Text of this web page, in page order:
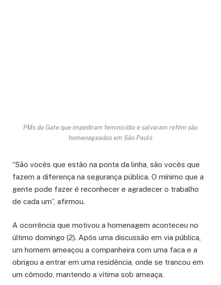
PMs do Gate que impediram feminicídio e salvaram refém são
homenageados em São Paulo
“São vocês que estão na ponta da linha, são vocês que
fazem a diferença na segurança pública. O mínimo que a
gente pode fazer é reconhecer e agradecer o trabalho
de cada um”, afirmou.
A ocorrência que motivou a homenagem aconteceu no
último domingo (2). Após uma discussão em via pública,
um homem ameaçou a companheira com uma faca e a
obrigou a entrar em uma residência, onde se trancou em
um cômodo, mantendo a vítima sob ameaça.